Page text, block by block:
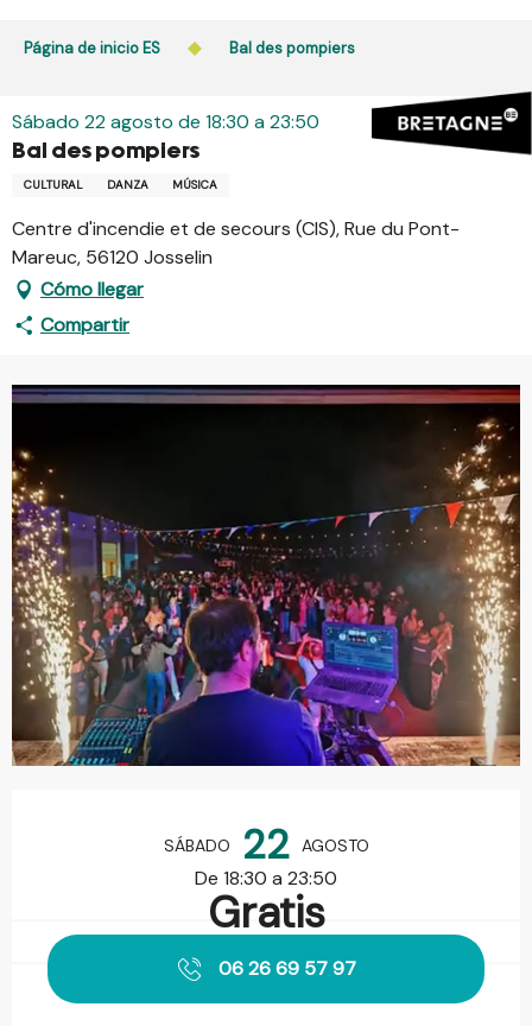
Página de inicio ES Bal des pompiers
Sábado 22 agosto de 18:30 a 23:50
Bal des pompiers
CULTURAL DANZA MÚSICA
Centre d'incendie et de secours (CIS), Rue du Pont-
Mareuc, 56120 Josselin
Cómo llegar
Compartir
SÁBADO 22 AGOSTO
De 18:30 a 23:50
Gratis
06 26 69 57 97